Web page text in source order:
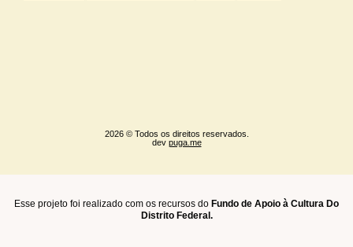
2026 © Todos os direitos reservados.
dev puga.me
Esse projeto foi realizado com os recursos do Fundo de Apoio à Cultura Do
Distrito Federal.